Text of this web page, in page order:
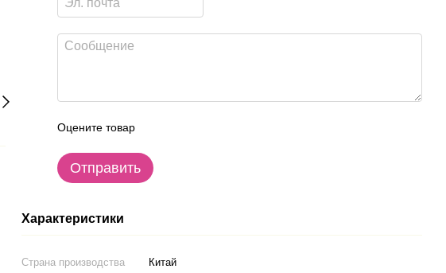
Оцените товар
Отправить
Характеристики
Страна производства
Китай